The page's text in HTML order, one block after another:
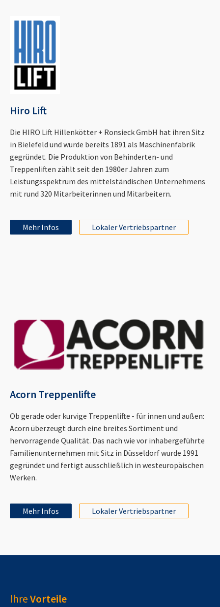
Hiro Lift
Die HIRO Lift Hillenkötter + Ronsieck GmbH hat ihren Sitz
in Bielefeld und wurde bereits 1891 als Maschinenfabrik
gegründet. Die Produktion von Behinderten- und
Treppenliften zählt seit den 1980er Jahren zum
Leistungsspektrum des mittelständischen Unternehmens
mit rund 320 Mitarbeiterinnen und Mitarbeitern.
Mehr Infos Lokaler Vertriebspartner
Acorn Treppenlifte
Ob gerade oder kurvige Treppenlifte - für innen und außen:
Acorn überzeugt durch eine breites Sortiment und
hervorragende Qualität. Das nach wie vor inhabergeführte
Familienunternehmen mit Sitz in Düsseldorf wurde 1991
gegründet und fertigt ausschließlich in westeuropäischen
Werken.
Mehr Infos Lokaler Vertriebspartner
IhreVorteile